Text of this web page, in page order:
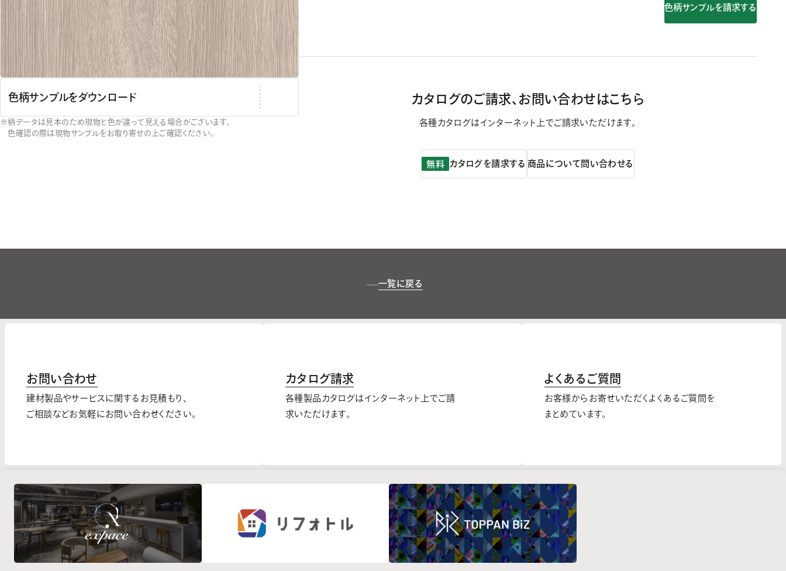
色柄サンプルをダウンロード
柄データは見本のため現物と色が違って見える場合がございます。
色確認の際は現物サンプルをお取り寄せの上ご確認ください。
色柄サンプルを請求する
カタログのご請求、 お問い合わせはこちら
各種カタログはインターネット上でご請求いただけます。
無料 カタログを請求する 商品について問い合わせる
一覧に戻る
お問い合わせ
建材製品やサービスに関するお見積もり、
ご相談などお気軽にお問い合わせください。
カタログ請求
各種製品カタログはインターネット上でご請
求いただけます。
よくあるご質問
お客様からお寄せいただくよくあるご質問を
まとめています。